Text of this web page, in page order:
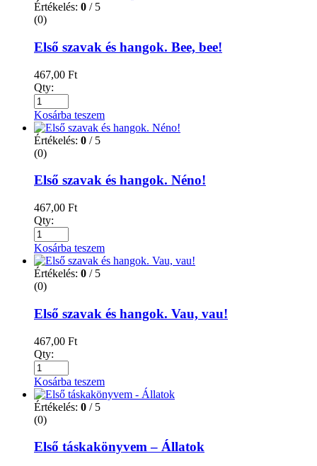
Értékelés: 0 / 5
(0)
Első szavak és hangok. Bee, bee!
467,00 Ft
Qty:
Kosárba teszem
Értékelés: 0 / 5
(0)
Első szavak és hangok. Néno!
467,00 Ft
Qty:
Kosárba teszem
Értékelés: 0 / 5
(0)
Első szavak és hangok. Vau, vau!
467,00 Ft
Qty:
Kosárba teszem
Értékelés: 0 / 5
(0)
Első táskakönyvem – Állatok